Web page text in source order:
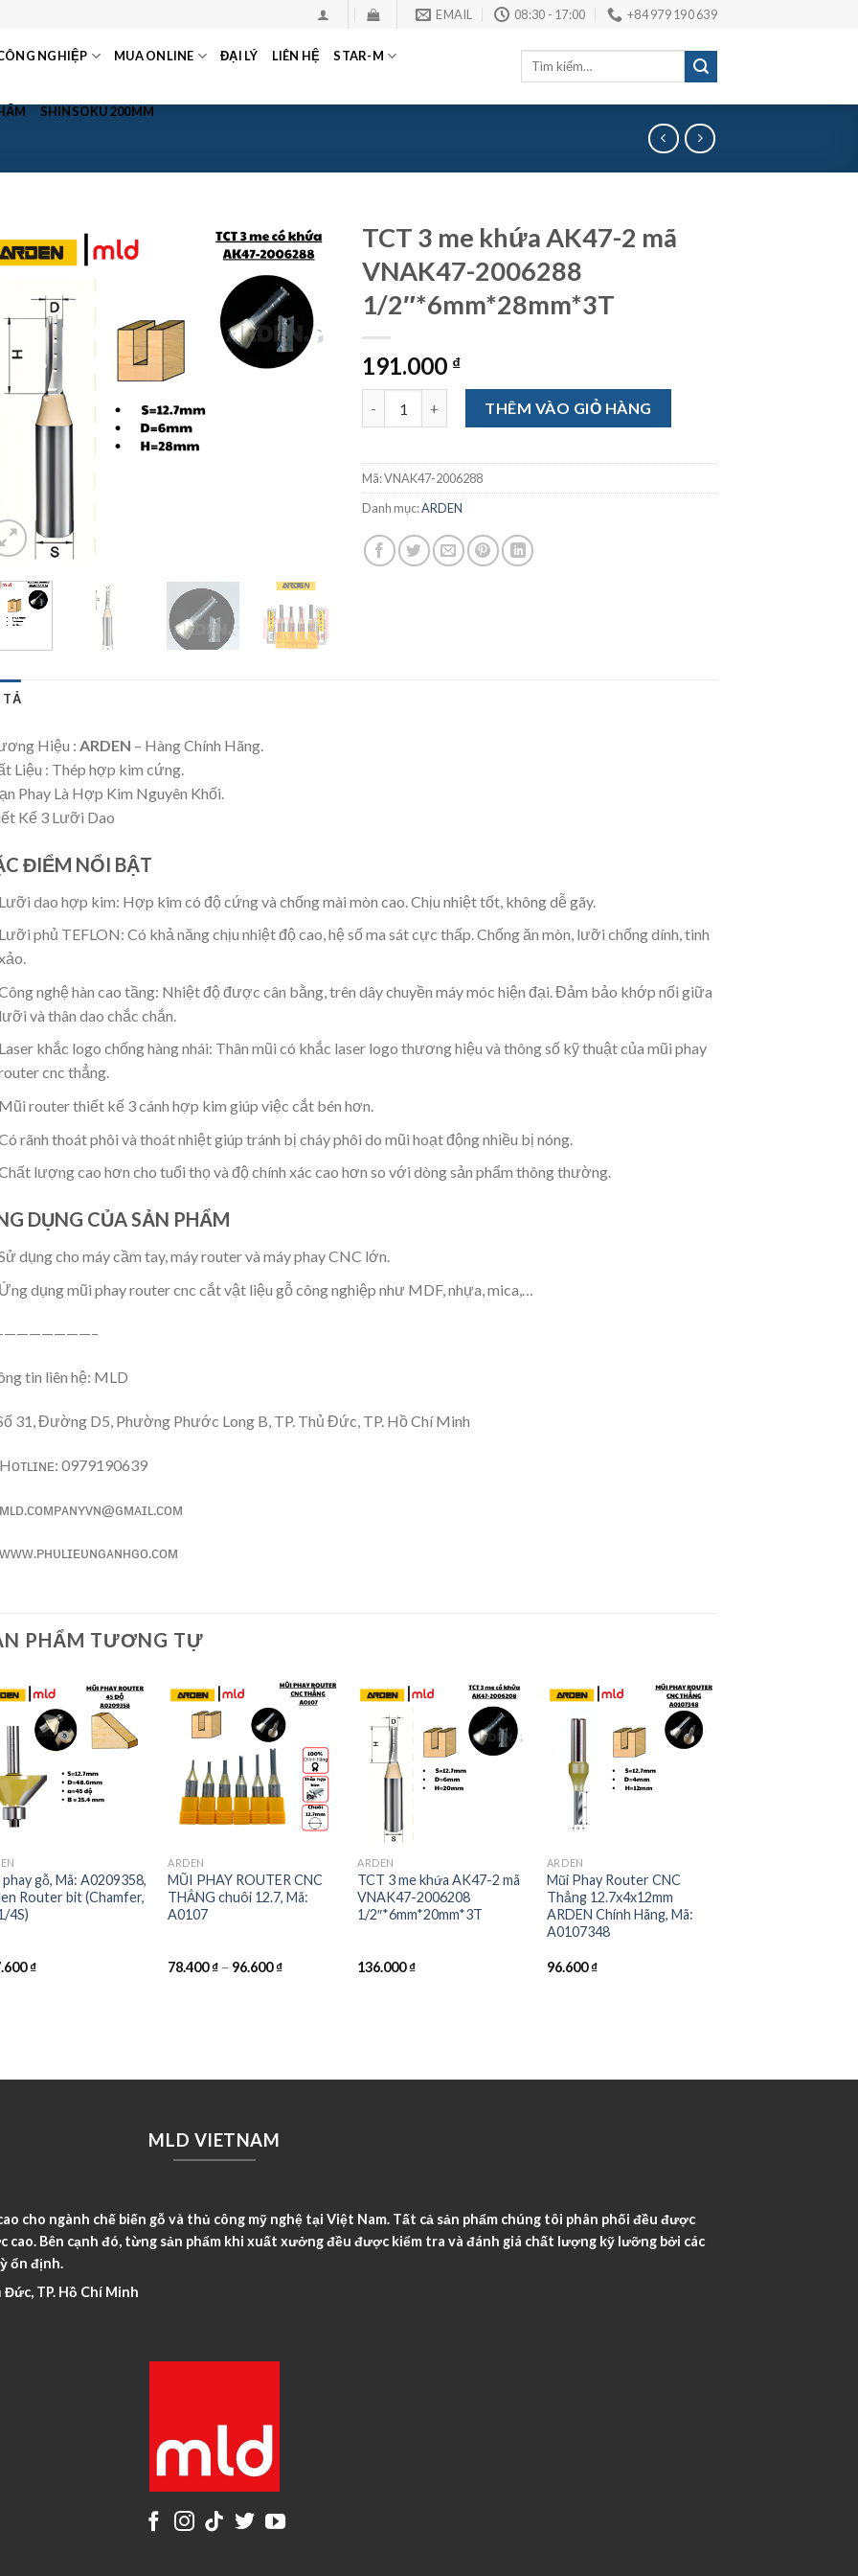
EMAIL 08:30 - 17:00 +84 979 190 639
NGHIỆP MUA ONLINE ĐẠI LÝ LIÊN HỆ STAR-M
SHINSOKU 200MM
Tìm
TCT 3 me khứa AK47-2 mã
VNAK47-2006288
1/2″*6mm*28mm*3T
191.000 ₫
TCT 3 me khứa AK47-2 mã VNAK47-2006288 1/2"*6mm*28mm*3T số lượng
THÊM VÀO GIỎ HÀNG
Mã:VNAK47-2006288
Danh mục:ARDEN
TẢ
Hiệu : ARDEN – Hàng Chính Hãng.
Liệu : Thép hợp kim cứng.
Phay Là Hợp Kim Nguyên Khối.
Kế 3 Lưỡi Dao
ĐIỂM NỔI BẬT
Lưỡi dao hợp kim: Hợp kim có độ cứng và chống mài mòn cao. Chịu nhiệt tốt, không dễ gãy.
Lưỡi phủ TEFLON: Có khả năng chịu nhiệt độ cao, hệ số ma sát cực thấp. Chống ăn mòn, lưỡi chống dính, tinh
nghệ hàn cao tầng: Nhiệt độ được cân bằng, trên dây chuyền máy móc hiện đại. Đảm bảo khớp nối giữa
lưỡi và thân dao chắc chắn.
Laser khắc logo chống hàng nhái: Thân mũi có khắc laser logo thương hiệu và thông số kỹ thuật của mũi phay
cnc thẳng.
Mũi router thiết kế 3 cánh hợp kim giúp việc cắt bén hơn.
rãnh thoát phôi và thoát nhiệt giúp tránh bị cháy phôi do mũi hoạt động nhiều bị nóng.
lượng cao hơn cho tuổi thọ và độ chính xác cao hơn so với dòng sản phẩm thông thường.
DỤNG CỦA SẢN PHẨM
dụng cho máy cầm tay, máy router và máy phay CNC lớn.
Ứng dụng mũi phay router cnc cắt vật liệu gỗ công nghiệp như MDF, nhựa, mica,…
tin liên hệ: MLD
31, Đường D5, Phường Phước Long B, TP. Thủ Đức, TP. Hồ Chí Minh
Hᴏᴛʟɪɴᴇ: 0979190639
ᴍʟᴅ.ᴄᴏᴍᴘᴀɴʏᴠɴ@ɢᴍᴀɪʟ.ᴄᴏᴍ
ᴡᴡᴡ.ᴘʜᴜʟɪᴇᴜɴɢᴀɴʜɢᴏ.ᴄᴏᴍ
PHẨM TƯƠNG TỰ
phay gỗ, Mã: A0209358,
Router bit (Chamfer,
4S)
₫
ARDEN
MŨI PHAY ROUTER CNC
THẲNG chuôi 12.7, Mã:
A0107
78.400₫ – 96.600₫
ARDEN
TCT 3 me khứa AK47-2 mã
VNAK47-2006208
1/2″*6mm*20mm*3T
136.000₫
ARDEN
Mũi Phay Router CNC
Thẳng 12.7x4x12mm
ARDEN Chính Hãng, Mã:
A0107348
96.600₫
MLD VIETNAM
cho ngành chế biến gỗ và thủ công mỹ nghệ tại Việt Nam. Tất cả sản phẩm chúng tôi phân phối đều được
Bên cạnh đó, từng sản phẩm khi xuất xưởng đều được kiểm tra và đánh giá chất lượng kỹ lưỡng bởi các
ổn định.
TP. Hồ Chí Minh